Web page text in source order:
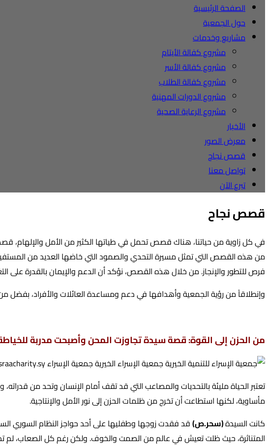
الصفحة الرئيسية
حول الجمعية
مشاريع وخدمات
مشروع كفالة الأيتام
مشروع كفالة الأسر
مشروع كفالة الطلاب
مشروع الدورات المهنية
مشروع الرعاية الصحية
الأخبار
معرض الصور
قصص نجاح
تواصل معنا
تبرع الآن
قصص نجاح
في كل زاوية من حياتنا، هناك قصص تحمل في طياتها الكثير من الأمل
من هذه القصص التي تمثل مسيرة التحدي والصمود التي خاضها العديد من
فرص للتطور والإنجاز. من خلال هذه القصص، نؤكد أن الدعم والإيمان بالقدرة على
وإنطلاقاً من رؤية الجمعية وأهدافها في دعم ومساعدة العائلات والأفراد، بفضل
من الحزن إلى القوة: قصة سيدة تجاوزت المحن وأصبحت مدربة
تعتبر الحياة مليئة بالتحديات والمصاعب التي قد تقف أمام الإنسان وتحد
مأساوية، لكنها استطاعت أن تخرج من ظلمات الحزن إلى نور الأمل والإنتاجية.
كانت السيدة(سحر.ص)قد فقدت زوجها وطفليها على أحد حواجز النظام السوري
المتناثرة، حيث ظلت تعيش في عالم من الصمت والخوف. ولكن رغم كل الصعاب، لم